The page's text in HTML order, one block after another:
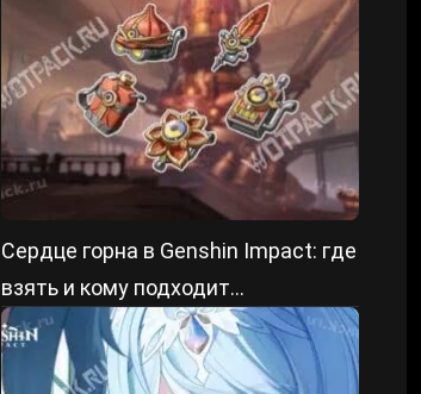
Сердце горна в Genshin Impact: где
взять и кому подходит
саппортский сет